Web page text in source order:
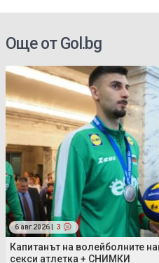
Още от Gol.bg
6 авг 2026 | 3
Капитанът на волейболните
секси атлетка + СНИМКИ